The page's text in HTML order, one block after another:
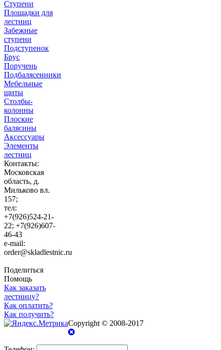
Ступени
Площадки для
лестниц
Забежные
ступени
Подступенок
Брус
Поручень
Подбалясенники
Мебельные
щиты
Столбы-
колонны
Плоские
балясины
Аксессуары
Элементы
лестниц
Контакты:
Московская
область, д.
Мильково вл.
157;
тел:
+7(926)524-21-
22; +7(926)607-
46-43
e-mail:
order@skladlestnic.ru
Поделиться
Помощь
Как заказать
лестницу?
Как оплатить?
Как получить?
Copyright © 2008-2017